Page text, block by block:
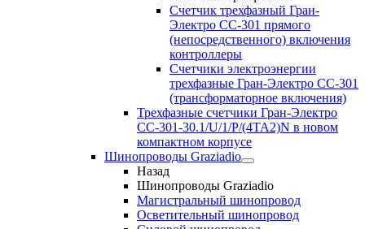
Счетчик трехфазный Гран-
Электро CC-301 прямого
(непосредственного) включения
контроллеры
Счетчики электроэнергии
трехфазные Гран-Электро CC-301
(трансформаторное включения)
Трехфазные счетчики Гран-Электро
СС-301-30.1/U/1/P/(4TA2)N в новом
компактном корпусе
Шинопроводы Graziadio
Назад
Шинопроводы Graziadio
Магистральный шинопровод
Осветительный шинопровод